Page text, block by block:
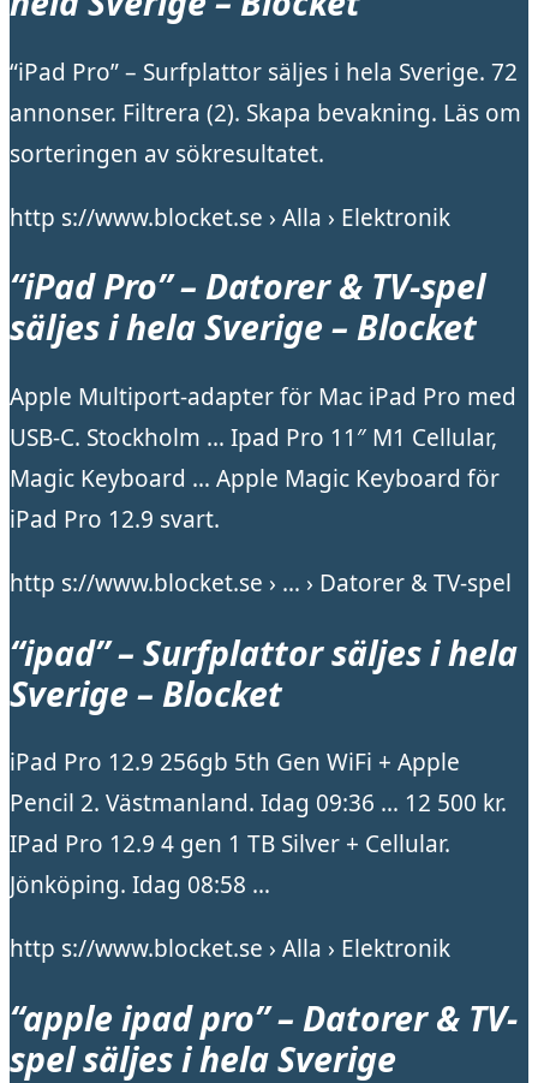
“iPad Pro” – Surfplattor säljes i hela Sverige. 72
annonser. Filtrera (2). Skapa bevakning. Läs om
sorteringen av sökresultatet.
http s://www.blocket.se › Alla › Elektronik
“iPad Pro” – Datorer & TV-spel
säljes i hela Sverige – Blocket
Apple Multiport-adapter för Mac iPad Pro med
USB-C. Stockholm … Ipad Pro 11″ M1 Cellular,
Magic Keyboard … Apple Magic Keyboard för
iPad Pro 12.9 svart.
http s://www.blocket.se › … › Datorer & TV-spel
“ipad” – Surfplattor säljes i hela
Sverige – Blocket
iPad Pro 12.9 256gb 5th Gen WiFi + Apple
Pencil 2. Västmanland. Idag 09:36 … 12 500 kr.
IPad Pro 12.9 4 gen 1 TB Silver + Cellular.
Jönköping. Idag 08:58 …
http s://www.blocket.se › Alla › Elektronik
“apple ipad pro” – Datorer & TV-
spel säljes i hela Sverige